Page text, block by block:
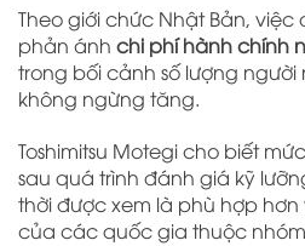
Theo giới chức Nhật Bản,
phản ánh chi phí hành chính
trong bối cảnh số lượng
không ngừng tăng.
Toshimitsu Motegicho biết
sau quá trình đánh giá kỹ
thời được xem là phù hợp
của các quốc gia thuộc nhóm